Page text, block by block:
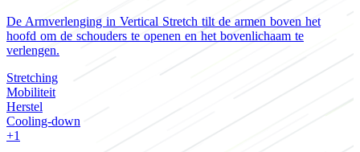
De Armverlenging in Vertical Stretch tilt de armen boven het
hoofd om de schouders te openen en het bovenlichaam te
verlengen.
Stretching
Mobiliteit
Herstel
Cooling-down
+1